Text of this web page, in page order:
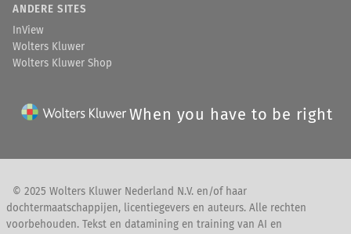
ANDERE SITES
InView
Wolters Kluwer
Wolters Kluwer Shop
When you have to be right
© 2025 Wolters Kluwer Nederland N.V. en/of haar
dochtermaatschappijen, licentiegevers en auteurs. Alle rechten
voorbehouden. Tekst en datamining en training van AI en